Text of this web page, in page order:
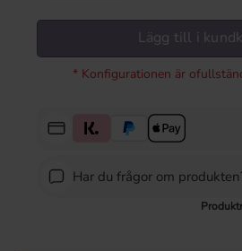
Lägg till i
* Konfigurationen är
Har du frågor om